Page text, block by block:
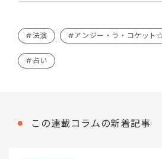
#法演 #アンジー・ラ・コケット
#占い
この連載コラムの新着記事